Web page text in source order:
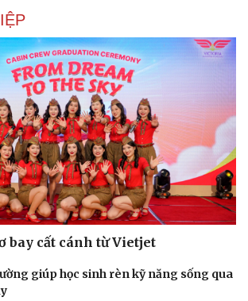
bay cất cánh từ Vietjet
giúp học sinh rèn kỹ năng sống qua